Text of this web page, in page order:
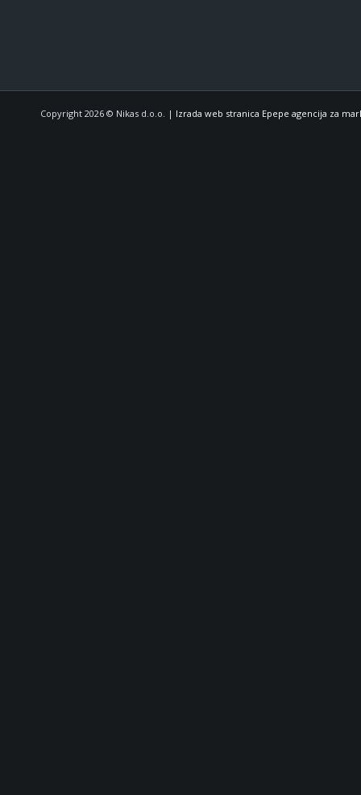
Copyright 2026 © Nikas d.o.o. | Izrada web stranica Epepe agencija za